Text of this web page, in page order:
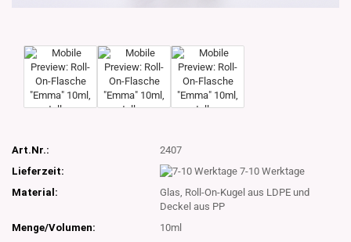
Art.Nr.:
2407
Lieferzeit:
7-10 Werktage
Material:
Glas, Roll-On-Kugel aus LDPE und
Deckel aus PP
Menge/Volumen:
10ml